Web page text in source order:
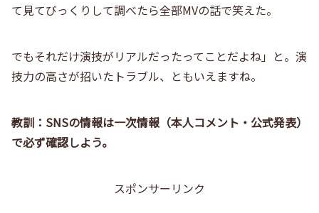
て見てびっくりして調べたら全部MVの話で笑えた。
でもそれだけ演技がリアルだったってことだよね」と。演
技力の高さが招いたトラブル、ともいえますね。
教訓：SNSの情報は一次情報（本人コメント・公式発表）
で必ず確認しよう。
スポンサーリンク